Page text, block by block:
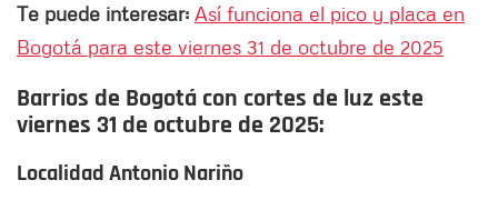
Te puede interesar: Así funciona el pico y placa en
Bogotá para este viernes 31 de octubre de 2025
Barrios de Bogotá con cortes de luz este
viernes 31 de octubre de 2025:
Localidad Antonio Nariño